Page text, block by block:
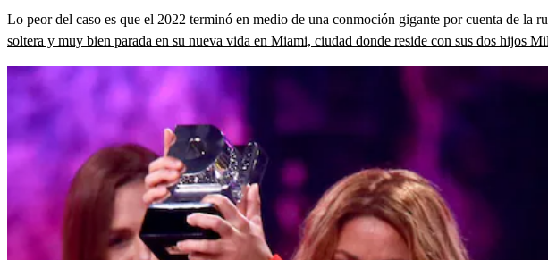
Lo peor del caso es que el 2022 terminó en medio de una conmoción gigante por cuenta de la
soltera y muy bien parada en su nueva vida en Miami, ciudad donde reside con sus dos hijos